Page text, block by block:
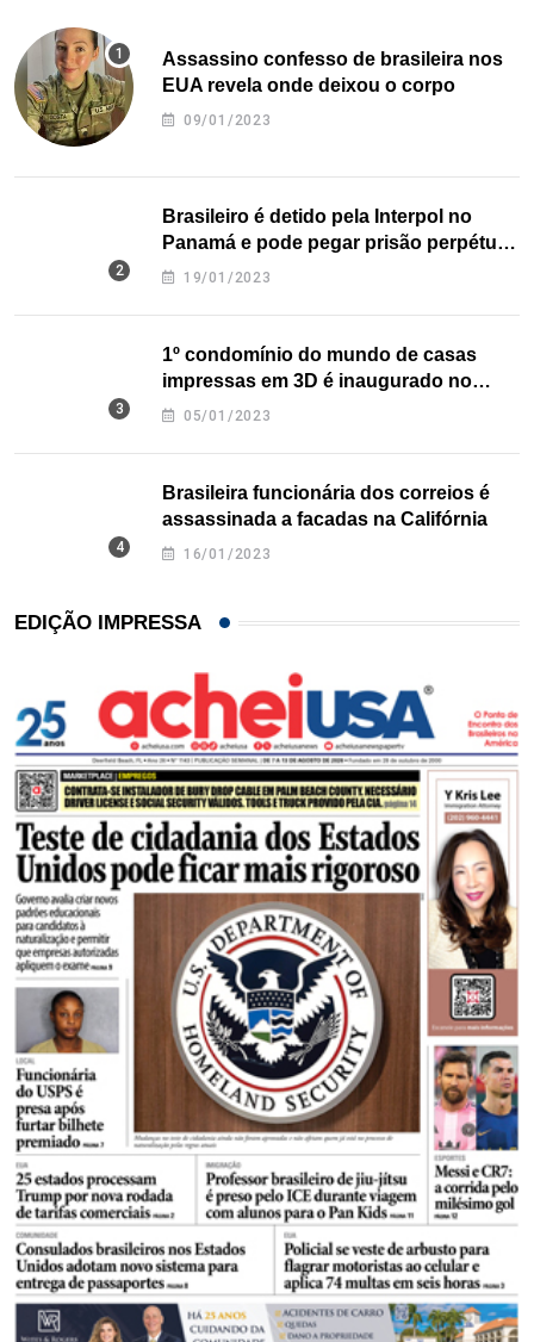
Assassino confesso de brasileira nos
EUA revela onde deixou o corpo
09/01/2023
Brasileiro é detido pela Interpol no
Panamá e pode pegar prisão perpétua
nos EUA
19/01/2023
1º condomínio do mundo de casas
impressas em 3D é inaugurado no
Texas
05/01/2023
Brasileira funcionária dos correios é
assassinada a facadas na Califórnia
16/01/2023
EDIÇÃO IMPRESSA